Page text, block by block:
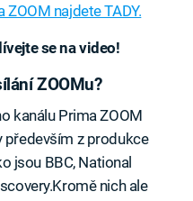
najdete TADY.
se na video!
ZOOMu?
kanálu Prima ZOOM
z produkce
jsou BBC, National
nich ale